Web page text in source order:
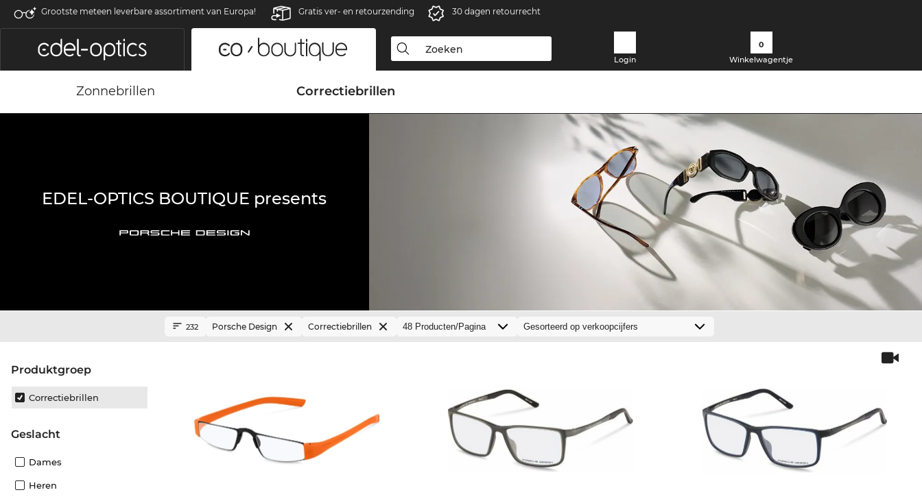
Grootste meteen leverbare assortiment van Europa! Gratis ver- en retourzending 30 dagen retourrecht
Login
0
Winkelwagentje
Zonnebrillen Correctiebrillen
EDEL-OPTICS BOUTIQUE presents
Produktgroep
Correctiebrillen
Geslacht
Dames
Heren
232 Porsche Design Correctiebrillen